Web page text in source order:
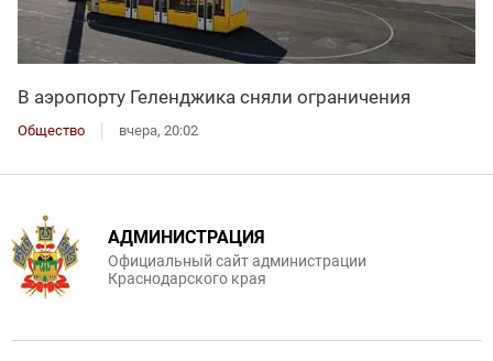
В аэропорту Геленджика сняли ограничения
Общество вчера, 20:02
АДМИНИСТРАЦИЯ
Официальный сайт администрации
Краснодарского края